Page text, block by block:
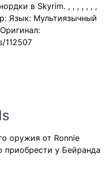
в Skyrim. , , , , , , ,
Язык: Мультиязычный
112507
оружия от Ronnie
у Бейранда